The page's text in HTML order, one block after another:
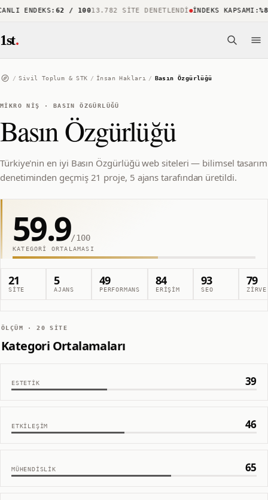
ENDEKS:62 / 10013.782 SITE DENETLENDI İNDEKS KAPSAMI:%88
1st.
/ Sivil Toplum & STK / İnsan Hakları / Basın Özgürlüğü
MIKRO NIŞ · BASIN ÖZGÜRLÜĞÜ
Basın Özgürlüğü
Türkiye'nin en iyi Basın Özgürlüğü web siteleri — bilimsel tasarım
denetiminden geçmiş 21 proje, 5 ajans tarafından üretildi.
59.9/100
KATEGORI ORTALAMASI
21
SITE
5
AJANS
49
PERFORMANS
84
ERIŞIM
93
SEO
79
ZIRVE
ÖLÇÜM ·20 SITE
Kategori Ortalamaları
ESTETIK 39
ETKILEŞIM 46
MÜHENDISLIK 65